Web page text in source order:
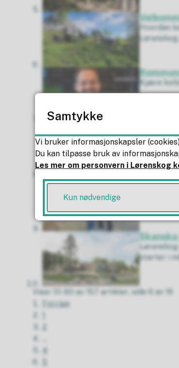
Hvordan
Lørenskog
Kjære
og
Bli kjent
I
starter i
Viser av artikler, side 6 av 16
Forrige
4
Samtykke
Vi bruker informasjonskapsler
Du kan tilpasse bruk av
Les mer om personvern i Lørenskog
Kun nødvendige